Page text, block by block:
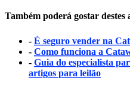
Também poderá gostar destes
- É seguro vender na
- Como funciona a
- Guia do especialista
artigos para leilão